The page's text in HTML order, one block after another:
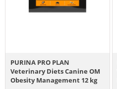
PURINA PRO PLAN
Veterinary Diets Canine OM
Obesity Management 12 kg